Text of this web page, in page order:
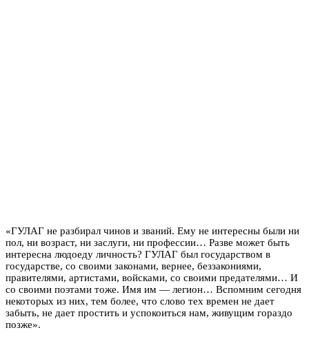
«ГУЛАГ не разбирал чинов и званий. Ему не интересны были ни
пол, ни возраст, ни заслуги, ни профессии… Разве может быть
интересна людоеду личность? ГУЛАГ был государством в
государстве, со своими законами, вернее, беззакониями,
правителями, артистами, войсками, со своими предателями… И
со своими поэтами тоже. Имя им — легион… Вспомним сегодня
некоторых из них, тем более, что слово тех времен не дает
забыть, не дает простить и успокоиться нам, живущим гораздо
позже».